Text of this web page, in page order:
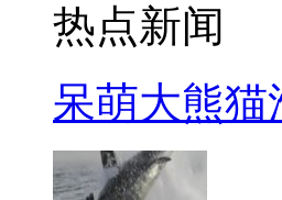
热点新闻
呆萌大熊猫